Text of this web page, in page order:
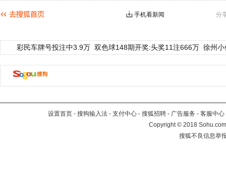
分
手机看新闻
彩民车牌号投注中3.9万 双色球148期开奖:头奖11注666万 徐州
设置首页 - 搜狗输入法 - 支付中心 - 搜狐招聘 - 广告服务 - 客服中心
Copyright©2018
搜狐不良信息举